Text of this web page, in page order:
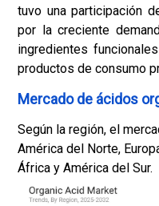
tuvo una participación
por la creciente
ingredientes
productos de consumo
Mercado de ácidos
Según la región, el
América del Norte,
África y América del Sur.